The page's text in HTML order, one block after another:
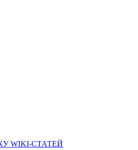
WIKI-СТАТЕЙ